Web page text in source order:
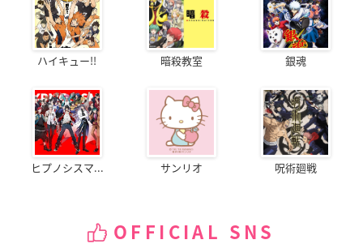
ハイキュー!! 暗殺教室 銀魂
ヒプノシスマ... サンリオ 呪術廻戦
OFFICIAL SNS